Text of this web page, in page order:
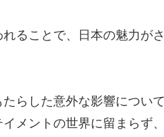
ることで、日本の魅力が
らした意外な影響につい
メントの世界に留まらず